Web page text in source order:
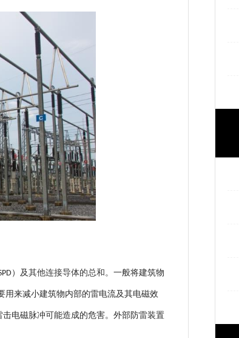
）及其他连接导体的总和。一般将建筑物
用来减小建筑物内部的雷电流及其电磁效
击电磁脉冲可能造成的危害。外部防雷装置